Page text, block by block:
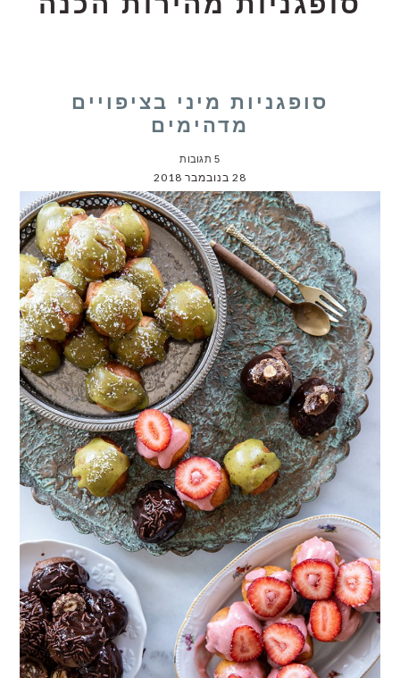
סופגניות מיני בציפויים
מדהימים
5 תגובות
28 בנובמבר 2018